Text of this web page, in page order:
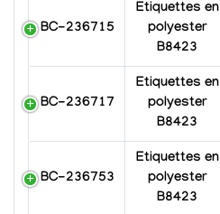
BC-236715
Etiquettes en
polyester
B8423
BC-236717
Etiquettes en
polyester
B8423
BC-236753
Etiquettes en
polyester
B8423